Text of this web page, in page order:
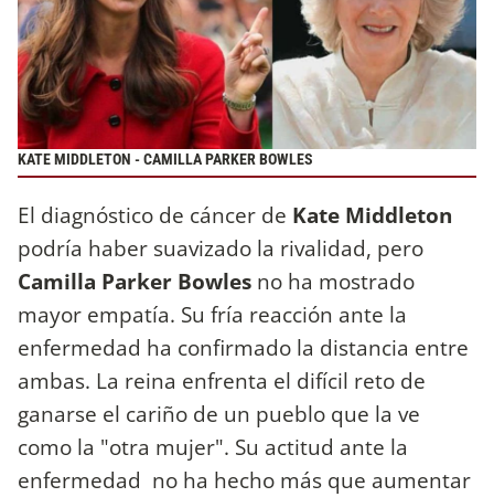
KATE MIDDLETON - CAMILLA PARKER BOWLES
El diagnóstico de cáncer de Kate Middleton
podría haber suavizado la rivalidad, pero
Camilla Parker Bowles no ha mostrado
mayor empatía. Su fría reacción ante la
enfermedad ha confirmado la distancia entre
ambas. La reina enfrenta el difícil reto de
ganarse el cariño de un pueblo que la ve
como la "otra mujer". Su actitud ante la
enfermedad no ha hecho más que aumentar